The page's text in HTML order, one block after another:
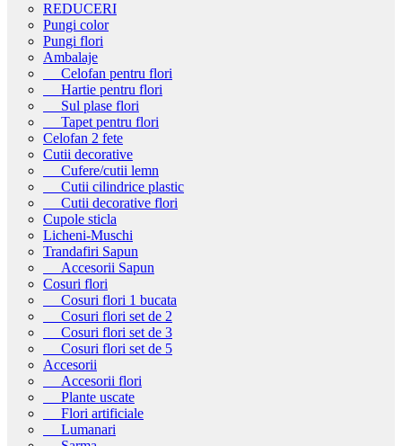
REDUCERI
Pungi color
Pungi flori
Ambalaje
Celofan pentru flori
Hartie pentru flori
Sul plase flori
Tapet pentru flori
Celofan 2 fete
Cutii decorative
Cufere/cutii lemn
Cutii cilindrice plastic
Cutii decorative flori
Cupole sticla
Licheni-Muschi
Trandafiri Sapun
Accesorii Sapun
Cosuri flori
Cosuri flori 1 bucata
Cosuri flori set de 2
Cosuri flori set de 3
Cosuri flori set de 5
Accesorii
Accesorii flori
Plante uscate
Flori artificiale
Lumanari